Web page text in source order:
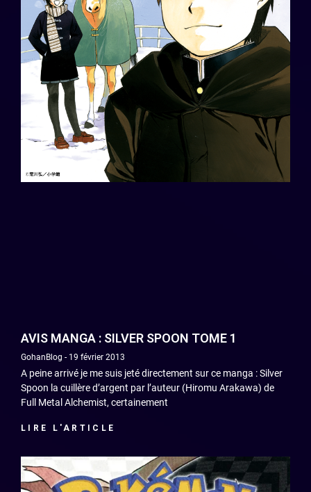
AVIS MANGA : SILVER SPOON TOME 1
GohanBlog 19 février 2013
A peine arrivé je me suis jeté directement sur ce manga : Silver
Spoon la cuillère d’argent par l’auteur (Hiromu Arakawa) de
Full Metal Alchemist, certainement
LIRE L'ARTICLE